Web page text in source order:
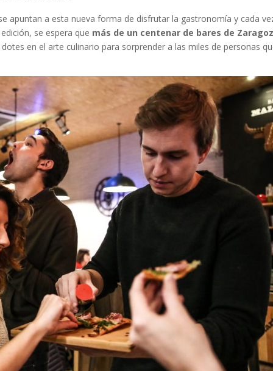
apuntan a esta nueva forma de disfrutar la gastronomía y cada
se espera que más de un centenar de bares de
en el arte culinario para sorprender a las miles de personas